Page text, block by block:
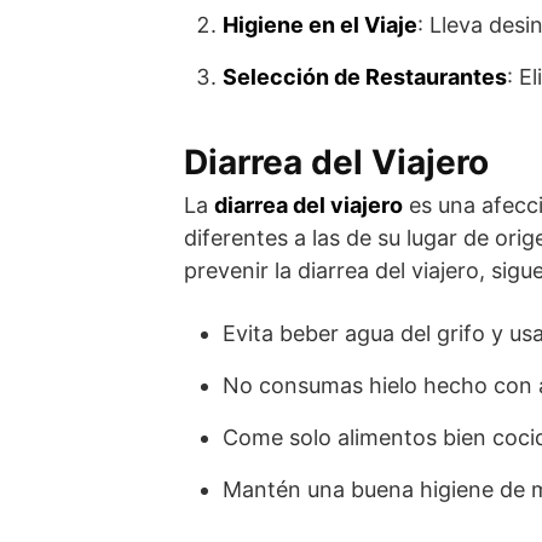
Higiene en el Viaje: Lleva
Selección de Restaurantes:
Diarrea del Viajero
La diarrea del viajero es una
diferentes a las de su lugar de
prevenir la diarrea del viajero,
Evita beber agua del grifo y
No consumas hielo hecho con
Come solo alimentos bien
Mantén una buena higiene de